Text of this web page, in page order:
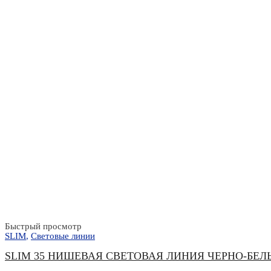
Быстрый просмотр
SLIM, Световые линии
SLIM 35 НИШЕВАЯ СВЕТОВАЯ ЛИНИЯ ЧЕРНО-